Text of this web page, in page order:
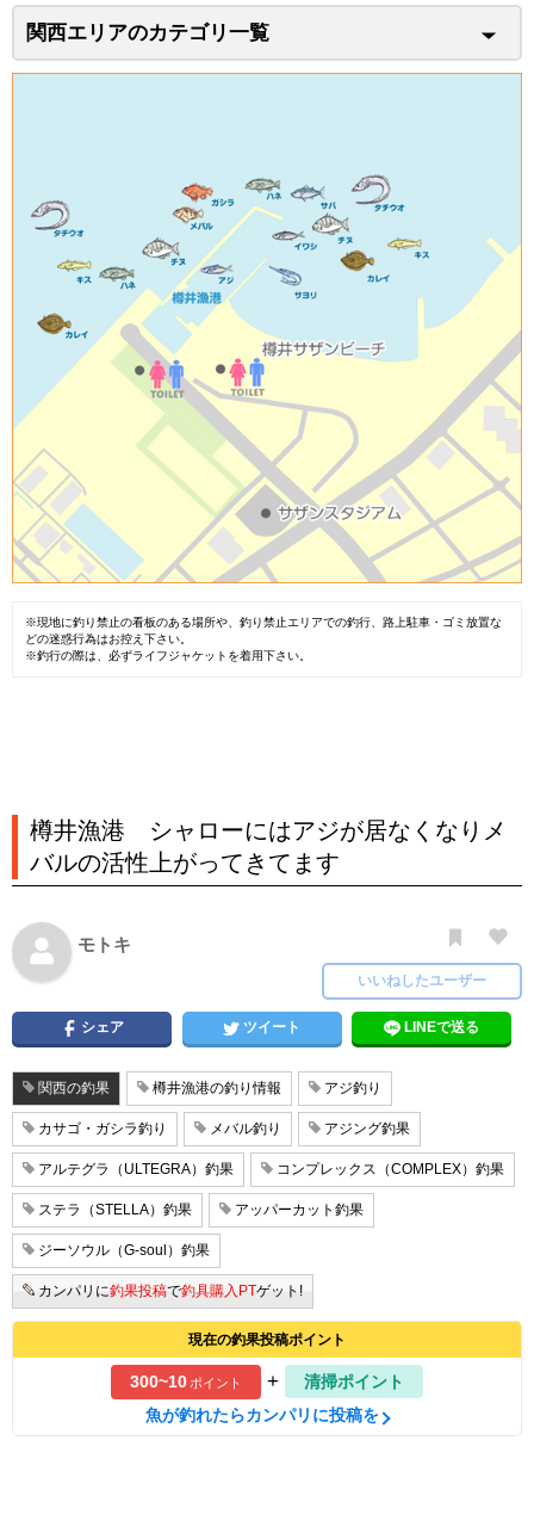
関西エリアのカテゴリ一覧
※現地に釣り禁止の看板のある場所や、釣り禁止エリアでの釣行、路上駐車・ゴミ放置な
どの迷惑行為はお控え下さい。
※釣行の際は、必ずライフジャケットを着用下さい。
樽井漁港 シャローにはアジが居なくなりメ
バルの活性上がってきてます
モトキ
いいねしたユーザー
シェア ツイート LINEで送る
関西の釣果 樽井漁港の釣り情報 アジ釣り
カサゴ・ガシラ釣り メバル釣り アジング釣果
アルテグラ（ULTEGRA）釣果 コンプレックス（COMPLEX）釣果
ステラ（STELLA）釣果 アッパーカット釣果
ジーソウル（G-soul）釣果
カンパリに釣果投稿で釣具購入PTゲット!
現在の釣果投稿ポイント
300~10ポイント +
清掃ポイント
魚が釣れたらカンパリに投稿を